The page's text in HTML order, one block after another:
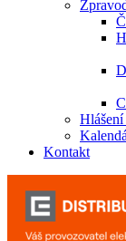
Hlášení
Kontakt